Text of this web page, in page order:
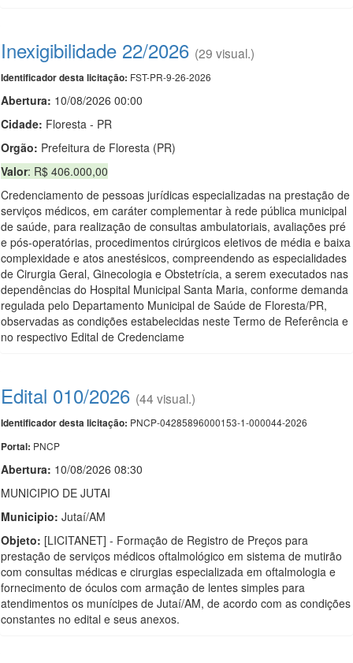
Inexigibilidade 22/2026 (29 visual.)
Identificador desta licitação: FST-PR-9-26-2026
Abertura: 10/08/2026 00:00
Cidade: Floresta - PR
Orgão: Prefeitura de Floresta (PR)
Valor: R$ 406.000,00
Credenciamento de pessoas jurídicas especializadas na prestação de
serviços médicos, em caráter complementar à rede pública municipal
de saúde, para realização de consultas ambulatoriais, avaliações pré
e pós-operatórias, procedimentos cirúrgicos eletivos de média e baixa
complexidade e atos anestésicos, compreendendo as especialidades
de Cirurgia Geral, Ginecologia e Obstetrícia, a serem executados nas
dependências do Hospital Municipal Santa Maria, conforme demanda
regulada pelo Departamento Municipal de Saúde de Floresta/PR,
observadas as condições estabelecidas neste Termo de Referência e
no respectivo Edital de Credenciame
Edital 010/2026 (44 visual.)
Identificador desta licitação: PNCP-04285896000153-1-000044-2026
Portal: PNCP
Abertura: 10/08/2026 08:30
MUNICIPIO DE JUTAI
Municipio: Jutaí/AM
Objeto: [LICITANET] - Formação de Registro de Preços para
prestação de serviços médicos oftalmológico em sistema de mutirão
com consultas médicas e cirurgias especializada em oftalmologia e
fornecimento de óculos com armação de lentes simples para
atendimentos os munícipes de Jutaí/AM, de acordo com as condições
constantes no edital e seus anexos.